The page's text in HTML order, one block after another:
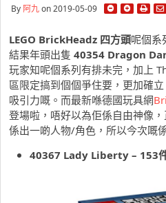
By 阿九on 2019-05-09
LEGO BrickHeadz 四方頭呢個系
結果年頭出隻 40354 Dragon
玩家知呢個系列有排未完，加上
區限定搞到個個爭住要，更加確立
吸引力嘅。而最新喺德國玩具網
登場啦，唔好以為佢係自由神像
係出一啲人物/角色，所以今次嘅
40367 Lady Liberty – 153